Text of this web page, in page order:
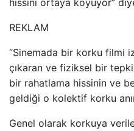
REKLAM
“Sinemada bir korku filmi
çıkaran ve fiziksel bir
bir rahatlama hissinin ve
geldiği o kolektif korku
Genel olarak korkuya